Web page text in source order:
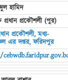
হামিদ
প্রধান প্রকৌশলী (পুর)
প্রকৌশলী, মধ্য-
এর দপ্তর, ফরিদপুর